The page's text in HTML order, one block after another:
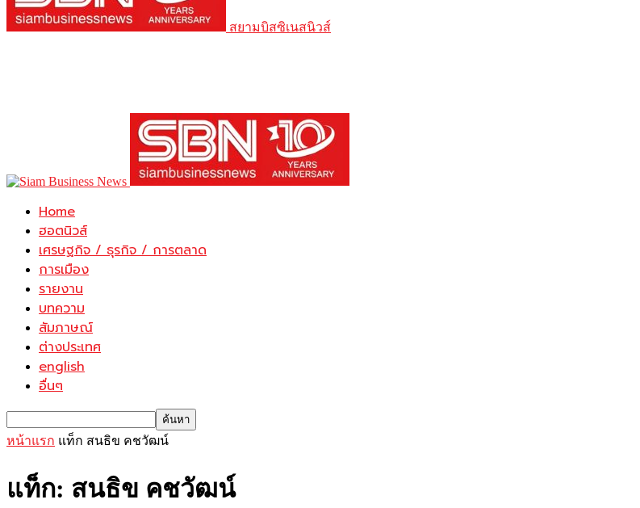
สยามบิสซิเนสนิวส์
Home
ฮอตนิวส์
เศรษฐกิจ / ธุรกิจ / การตลาด
การเมือง
รายงาน
บทความ
สัมภาษณ์
ต่างประเทศ
english
อื่นๆ
หน้าแรก แท็ก สนธิข คชวัฒน์
แท็ก: สนธิข คชวัฒน์